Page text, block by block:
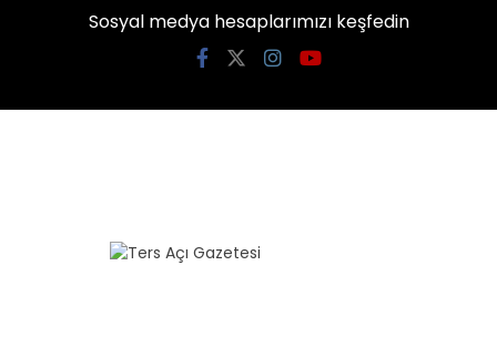
Sosyal medya hesaplarımızı keşfedin